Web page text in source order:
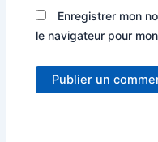
Enregistrer mon
le navigateur pour